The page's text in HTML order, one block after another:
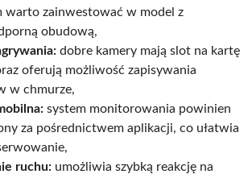
warto zainwestować w model z
obudową,
dobre kamery mają slot na kartę
oferują możliwość zapisywania
w chmurze,
system monitorowania powinien
za pośrednictwem aplikacji, co ułatwia
ruchu: umożliwia szybką reakcję na